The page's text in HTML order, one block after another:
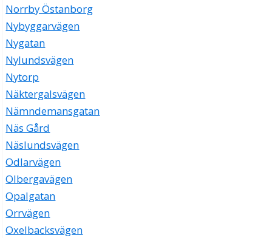
Norrby Östanborg
Nybyggarvägen
Nygatan
Nylundsvägen
Nytorp
Näktergalsvägen
Nämndemansgatan
Näs Gård
Näslundsvägen
Odlarvägen
Olbergavägen
Opalgatan
Orrvägen
Oxelbacksvägen